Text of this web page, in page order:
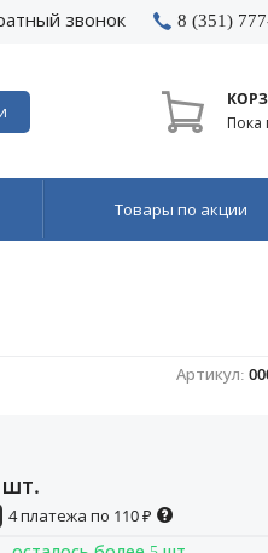
звонок 8 (351)
Пока
Товары по акции
Артикул:
4 платежа по 110₽